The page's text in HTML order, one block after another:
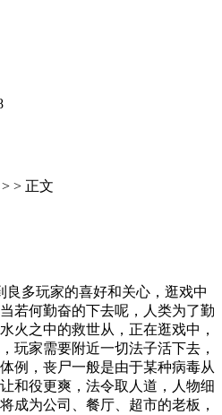
> > 正文
多玩家的喜好和关心，逛戏中
若何勤奋的下去呢，人类为了勤
火之中的救世从，正在逛戏中，
玩家需要附近一切法子活下去，
例，丧尸一般是由于某种病毒从
和役更爽，法令取人道，人物细
成为公司、餐厅、超市的老板，